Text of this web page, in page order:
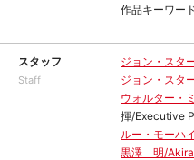
作品キーワー
スタッフ
Staff
ジョン・スタ
ジョン・スタ
ウォルター・
揮/Executive
ルー・モーハ
黒澤 明/Akira